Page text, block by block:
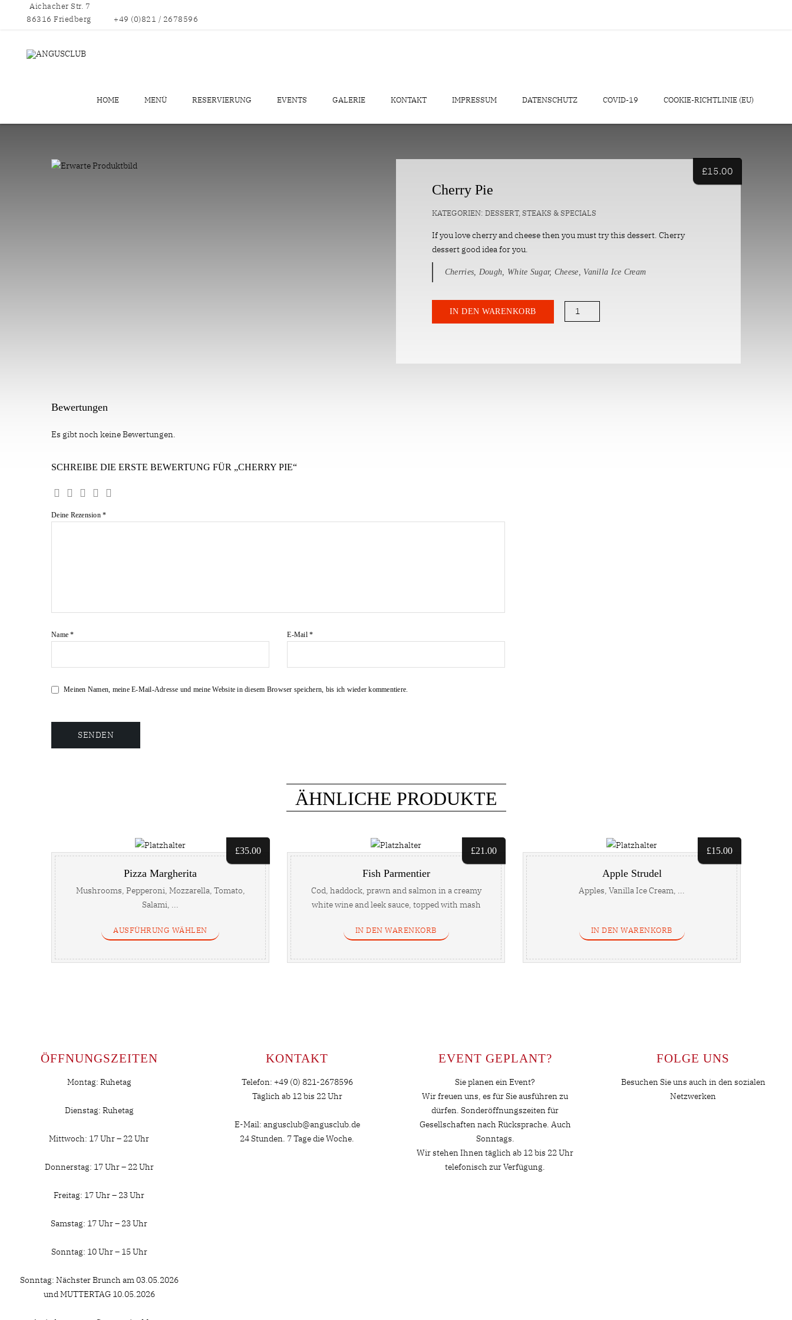
Aichacher Str. 7
86316 Friedberg
+49 (0)821 / 2678596
HOME MENÜ RESERVIERUNG EVENTS GALERIE KONTAKT IMPRESSUM DATENSCHUTZ COVID-19 COOKIE-RICHTLINIE (EU)
£15.00
Cherry Pie
KATEGORIEN: DESSERT,STEAKS & SPECIALS
If you love cherry and cheese then you must try this dessert. Cherry
dessert good idea for you.
Cherries, Dough, White Sugar, Cheese, Vanilla Ice Cream
IN DEN WARENKORB
Cherry
Bewertungen
Es gibt noch keine Bewertungen.
SCHREIBE DIE ERSTE BEWERTUNG FÜR „CHERRY PIE“
Deine Rezension *
Name* E-Mail*
Meinen Namen, meine E-Mail-Adresse und meine Website in diesem Browser speichern, bis ich wieder kommentiere.
ÄHNLICHE PRODUKTE
£35.00
Pizza Margherita
Mushrooms, Pepperoni, Mozzarella, Tomato,
Salami, ...
AUSFÜHRUNG WÄHLEN
£21.00
Fish Parmentier
Cod, haddock, prawn and salmon in a creamy
white wine and leek sauce, topped with mash
IN DEN WARENKORB
£15.00
Apple Strudel
Apples, Vanilla Ice Cream, ...
IN DEN WARENKORB
ÖFFNUNGSZEITEN
Montag: Ruhetag
Dienstag: Ruhetag
Mittwoch: 17 Uhr – 22 Uhr
Donnerstag: 17 Uhr – 22 Uhr
Freitag: 17 Uhr – 23 Uhr
Samstag: 17 Uhr – 23 Uhr
Sonntag: 10 Uhr – 15 Uhr
Sonntag: Nächster Brunch am 03.05.2026
und MUTTERTAG 10.05.2026
KONTAKT
Telefon: +49 (0) 821-2678596
Täglich ab 12 bis 22 Uhr
E-Mail: angusclub@angusclub.de
24 Stunden. 7 Tage die Woche.
EVENT GEPLANT?
Sie planen ein Event?
Wir freuen uns, es für Sie ausführen zu
dürfen. Sonderöffnungszeiten für
Gesellschaften nach Rücksprache. Auch
Sonntags.
Wir stehen Ihnen täglich ab 12 bis 22 Uhr
telefonisch zur Verfügung.
FOLGE UNS
Besuchen Sie uns auch in den sozialen
Netzwerken